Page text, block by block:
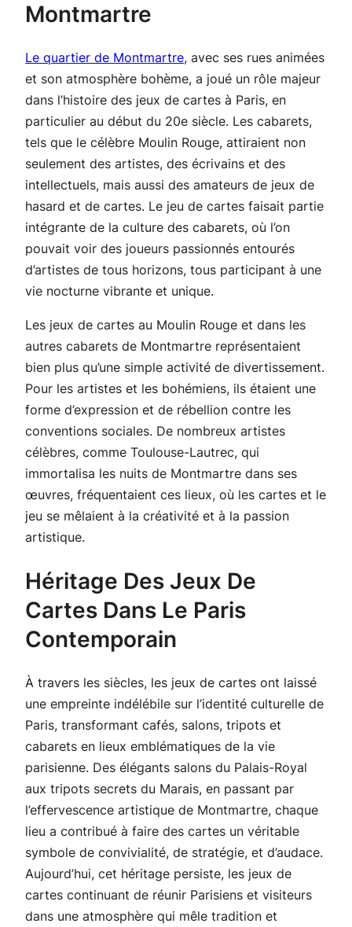
Montmartre
Le quartier de Montmartre, avec ses rues animées
et son atmosphère bohème, a joué un rôle majeur
dans l’histoire des jeux de cartes à Paris, en
particulier au début du 20e siècle. Les cabarets,
tels que le célèbre Moulin Rouge, attiraient non
seulement des artistes, des écrivains et des
intellectuels, mais aussi des amateurs de jeux de
hasard et de cartes. Le jeu de cartes faisait partie
intégrante de la culture des cabarets, où l’on
pouvait voir des joueurs passionnés entourés
d’artistes de tous horizons, tous participant à une
vie nocturne vibrante et unique.
Les jeux de cartes au Moulin Rouge et dans les
autres cabarets de Montmartre représentaient
bien plus qu’une simple activité de divertissement.
Pour les artistes et les bohémiens, ils étaient une
forme d’expression et de rébellion contre les
conventions sociales. De nombreux artistes
célèbres, comme Toulouse-Lautrec, qui
immortalisa les nuits de Montmartre dans ses
œuvres, fréquentaient ces lieux, où les cartes et le
jeu se mêlaient à la créativité et à la passion
artistique.
Héritage Des Jeux De
Cartes Dans Le Paris
Contemporain
À travers les siècles, les jeux de cartes ont laissé
une empreinte indélébile sur l’identité culturelle de
Paris, transformant cafés, salons, tripots et
cabarets en lieux emblématiques de la vie
parisienne. Des élégants salons du Palais-Royal
aux tripots secrets du Marais, en passant par
l’effervescence artistique de Montmartre, chaque
lieu a contribué à faire des cartes un véritable
symbole de convivialité, de stratégie, et d’audace.
Aujourd’hui, cet héritage persiste, les jeux de
cartes continuant de réunir Parisiens et visiteurs
dans une atmosphère qui mêle tradition et